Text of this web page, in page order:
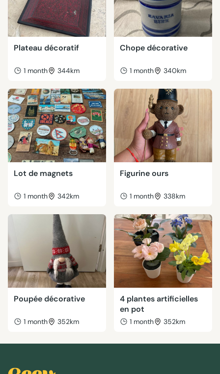
Plateau décoratif
1 month 344km
Chope décorative
1 month 340km
Lot de magnets
1 month 342km
Figurine ours
1 month 338km
Poupée décorative
1 month 352km
4 plantes artificielles
en pot
1 month 352km